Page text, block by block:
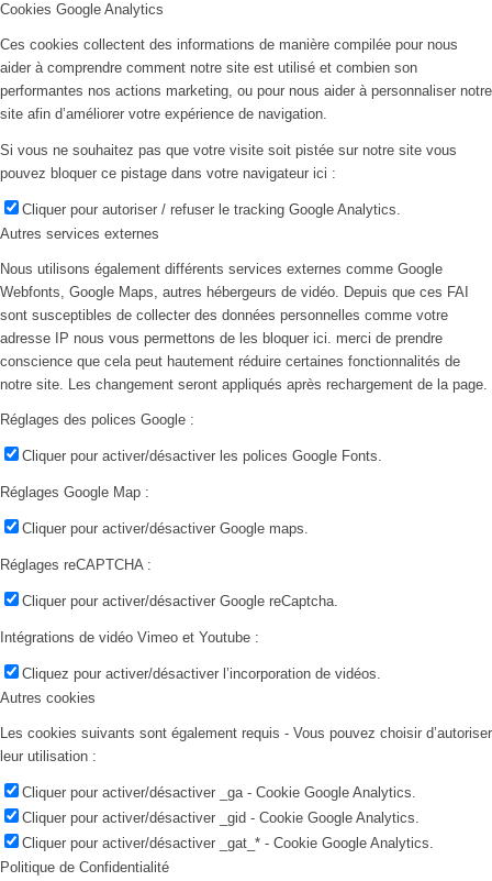
Cookies Google Analytics
Ces cookies collectent des informations de manière compilée pour nous
aider à comprendre comment notre site est utilisé et combien son
performantes nos actions marketing, ou pour nous aider à personnaliser notre
site afin d’améliorer votre expérience de navigation.
Si vous ne souhaitez pas que votre visite soit pistée sur notre site vous
pouvez bloquer ce pistage dans votre navigateur ici :
Cliquer pour autoriser / refuser le tracking Google Analytics.
Autres services externes
Nous utilisons également différents services externes comme Google
Webfonts, Google Maps, autres hébergeurs de vidéo. Depuis que ces FAI
sont susceptibles de collecter des données personnelles comme votre
adresse IP nous vous permettons de les bloquer ici. merci de prendre
conscience que cela peut hautement réduire certaines fonctionnalités de
notre site. Les changement seront appliqués après rechargement de la page.
Réglages des polices Google :
Cliquer pour activer/désactiver les polices Google Fonts.
Réglages Google Map :
Cliquer pour activer/désactiver Google maps.
Réglages reCAPTCHA :
Cliquer pour activer/désactiver Google reCaptcha.
Intégrations de vidéo Vimeo et Youtube :
Cliquez pour activer/désactiver l’incorporation de vidéos.
Autres cookies
Les cookies suivants sont également requis - Vous pouvez choisir d’autoriser
leur utilisation :
Cliquer pour activer/désactiver _ga - Cookie Google Analytics.
Cliquer pour activer/désactiver _gid - Cookie Google Analytics.
Cliquer pour activer/désactiver _gat_* - Cookie Google Analytics.
Politique de Confidentialité